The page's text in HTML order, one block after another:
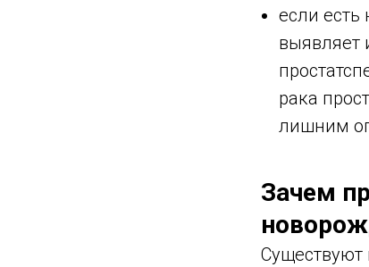
если
выявляет
рака
лишним
Зачем
Существуют